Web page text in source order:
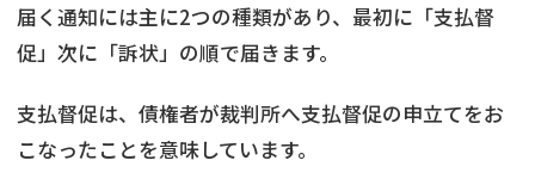
届く通知には主に2つの種類があり、最初に「支払督
促」次に「訴状」の順で届きます。
支払督促は、債権者が裁判所へ支払督促の申立てをお
こなったことを意味しています。